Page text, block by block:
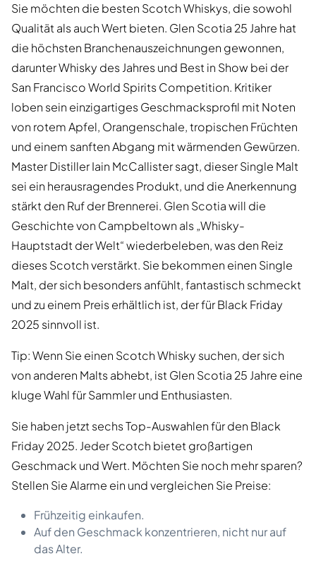
Sie möchten die besten Scotch Whiskys, die sowohl
Qualität als auch Wert bieten. Glen Scotia 25 Jahre hat
die höchsten Branchenauszeichnungen gewonnen,
darunter Whisky des Jahres und Best in Show bei der
San Francisco World Spirits Competition. Kritiker
loben sein einzigartiges Geschmacksprofil mit Noten
von rotem Apfel, Orangenschale, tropischen Früchten
und einem sanften Abgang mit wärmenden Gewürzen.
Master Distiller Iain McCallister sagt, dieser Single Malt
sei ein herausragendes Produkt, und die Anerkennung
stärkt den Ruf der Brennerei. Glen Scotia will die
Geschichte von Campbeltown als „Whisky-
Hauptstadt der Welt“ wiederbeleben, was den Reiz
dieses Scotch verstärkt. Sie bekommen einen Single
Malt, der sich besonders anfühlt, fantastisch schmeckt
und zu einem Preis erhältlich ist, der für Black Friday
2025 sinnvoll ist.
Tip: Wenn Sie einen Scotch Whisky suchen, der sich
von anderen Malts abhebt, ist Glen Scotia 25 Jahre eine
kluge Wahl für Sammler und Enthusiasten.
Sie haben jetzt sechs Top-Auswahlen für den Black
Friday 2025. Jeder Scotch bietet großartigen
Geschmack und Wert. Möchten Sie noch mehr sparen?
Stellen Sie Alarme ein und vergleichen Sie Preise:
Frühzeitig einkaufen.
Auf den Geschmack konzentrieren, nicht nur auf
das Alter.